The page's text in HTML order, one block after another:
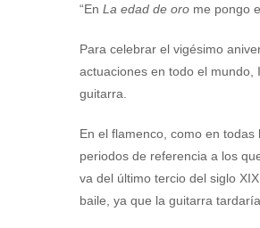
“En La edad de oro me pongo
Para celebrar el vigésimo
actuaciones en todo el
guitarra.
En el flamenco, como en
periodos de referencia a los
va del último tercio del siglo
baile, ya que la guitarra